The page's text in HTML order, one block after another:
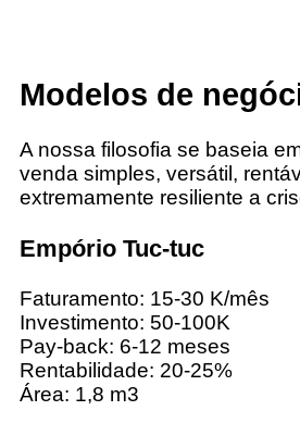
Modelos de
A nossa filosofia se baseia
venda simples, versátil,
extremamente resiliente a
Empório Tuc-tuc
Faturamento: 15-30 K/mês
Investimento: 50-100K
Pay-back: 6-12 meses
Rentabilidade: 20-25%
Área: 1,8 m3